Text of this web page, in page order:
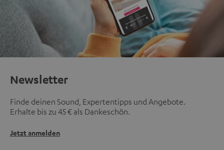
Newsletter
Finde deinen Sound, Expertentipps und Angebote.
Erhalte bis zu 45 € als Dankeschön.
Jetzt anmelden